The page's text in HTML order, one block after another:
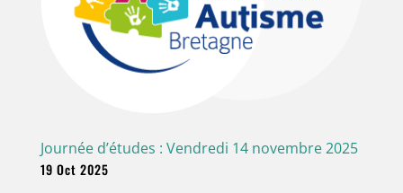
Journée d’études : Vendredi 14 novembre 2025
19 Oct 2025